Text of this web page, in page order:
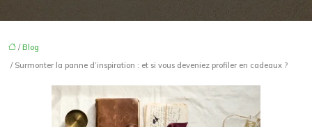
/Blog
/ Surmonter la panne d’inspiration : et si vous deveniez profiler en cadeaux ?